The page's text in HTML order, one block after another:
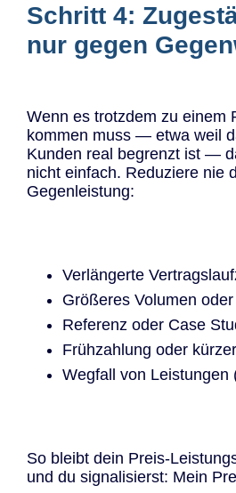
Schritt 4:
nur gegen
Wenn es trotzdem zu einem
kommen muss — etwa weil
Kunden real begrenzt ist —
nicht einfach. Reduziere nie
Gegenleistung:
Verlängerte
Größeres Volumen
Referenz oder Case
Frühzahlung oder
Wegfall von Leistungen
So bleibt dein Preis-
und du signalisierst: Mein